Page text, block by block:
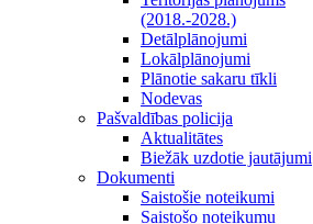
(2018.-2028.)
Detālplānojumi
Lokālplānojumi
Plānotie sakaru tīkli
Nodevas
Pašvaldības policija
Aktualitātes
Biežāk uzdotie jautājumi
Dokumenti
Saistošie noteikumi
Saistošo noteikumu